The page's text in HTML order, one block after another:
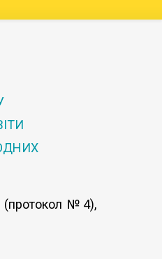
(протокол №4),